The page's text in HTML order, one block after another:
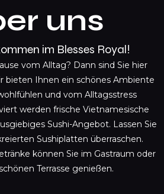
uns
im Blesses Royal!
vom Alltag? Dann sind Sie hier
bieten Ihnen ein schönes Ambiente
und vom Alltagsstress
werden frische Vietnamesische
Sushi-Angebot. Lassen Sie
Sushiplatten überraschen.
können Sie im Gastraum oder
Terrasse genießen.